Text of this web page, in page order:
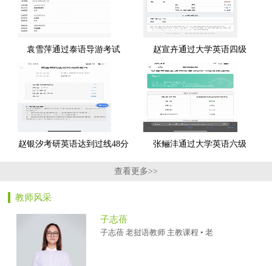
袁雪萍通过泰语导游考试 赵宣卉通过大学英语四级
赵银汐考研英语达到过线48分 张鲡沣通过大学英语六级
查看更多>>
教师风采
子志蓓
子志蓓 老挝语教师 主教课程 • 老